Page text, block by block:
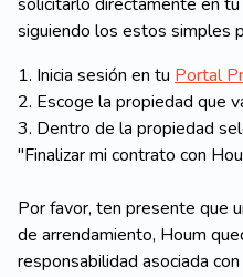
siguiendo los estos simples
1. Inicia sesión en tu Portal
2. Escoge la propiedad que
3. Dentro de la propiedad
"Finalizar mi contrato con
Por favor, ten presente que
de arrendamiento, Houm
responsabilidad asociada